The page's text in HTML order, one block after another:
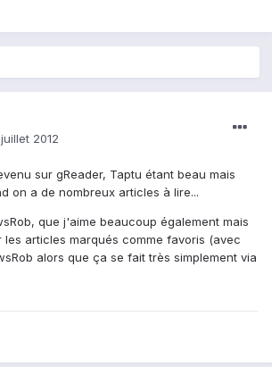
2012
sur gReader, Taptu étant beau mais
on a de nombreux articles à lire...
que j'aime beaucoup également mais
articles marqués comme favoris (avec
alors que ça se fait très simplement via